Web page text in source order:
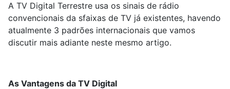
A TV Digital Terrestre usa os sinais de rádio
convencionais da sfaixas de TV já existentes, havendo
atualmente 3 padrões internacionais que vamos
discutir mais adiante neste mesmo artigo.
As Vantagens da TV Digital